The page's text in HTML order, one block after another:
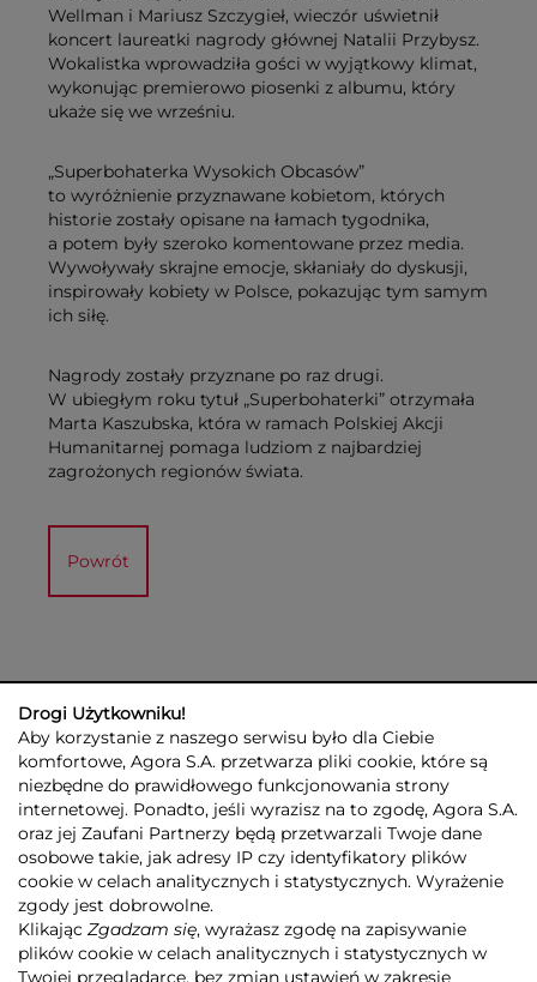
Wellman i Mariusz Szczygieł, wieczór uświetnił
koncert laureatki nagrody głównej Natalii Przybysz.
Wokalistka wprowadziła gości w wyjątkowy klimat,
wykonując premierowo piosenki z albumu, który
ukaże się we wrześniu.
„Superbohaterka Wysokich Obcasów”
to wyróżnienie przyznawane kobietom, których
historie zostały opisane na łamach tygodnika,
a potem były szeroko komentowane przez media.
Wywoływały skrajne emocje, skłaniały do dyskusji,
inspirowały kobiety w Polsce, pokazując tym samym
ich siłę.
Nagrody zostały przyznane po raz drugi.
W ubiegłym roku tytuł „Superbohaterki” otrzymała
Marta Kaszubska, która w ramach Polskiej Akcji
Humanitarnej pomaga ludziom z najbardziej
zagrożonych regionów świata.
Powrót
GRUPA AGORA DLA INWESTORÓW DLA MEDIÓW
REKLAMA
ESG
KONTAKT
© 2026 Copyright AGORA SA
POLITYKA PRYWATNOŚCI SERWISU AGORA.PL
POLITYKA TRANSPARENTNOŚCI
Drogi Użytkowniku!
Aby korzystanie z naszego serwisu było dla Ciebie
komfortowe, Agora S.A. przetwarza pliki cookie, które są
niezbędne do prawidłowego funkcjonowania strony
internetowej. Ponadto, jeśli wyrazisz na to zgodę, Agora S.A.
oraz jej Zaufani Partnerzy będą przetwarzali Twoje dane
osobowe takie, jak adresy IP czy identyfikatory plików
cookie w celach analitycznych i statystycznych. Wyrażenie
zgody jest dobrowolne.
Klikając Zgadzam się, wyrażasz zgodę na zapisywanie
plików cookie w celach analitycznych i statystycznych w
Twojej przeglądarce, bez zmian ustawień w zakresie